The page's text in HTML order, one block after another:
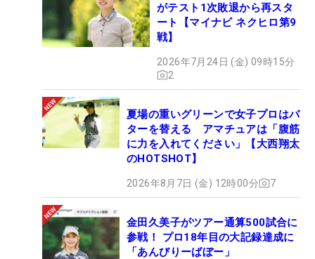
がテスト1次敗退から再スタ
ート【マイナビ ネクヒロ第9
戦】
2026年7月24日 (金) 09時15分
2
夏場の重いグリーンで女子プロはパ
ターを替える アマチュアは「腹筋
に力を入れてください」【大西翔太
のHOTSHOT】
2026年8月7日 (金) 12時00分 7
金田久美子がツアー通算500試合に
参戦！ プロ18年目の大記録達成に
「あんびりーばぼー」